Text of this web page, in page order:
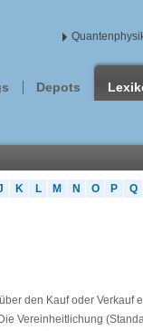
Depots
K L M N O P Q
den Kauf oder Verkauf
Vereinheitlichung